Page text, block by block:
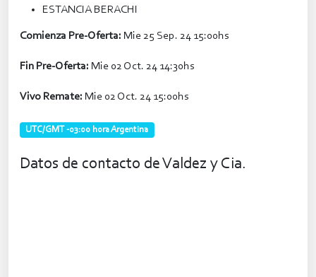
ESTANCIA BERACHI
Comienza Pre-Oferta: Mie 25 Sep. 24 15:00hs
Fin Pre-Oferta: Mie 02 Oct. 24 14:30hs
Vivo Remate: Mie 02 Oct. 24 15:00hs
UTC/GMT -03:00 hora Argentina
Datos de contacto de Valdez y Cia.